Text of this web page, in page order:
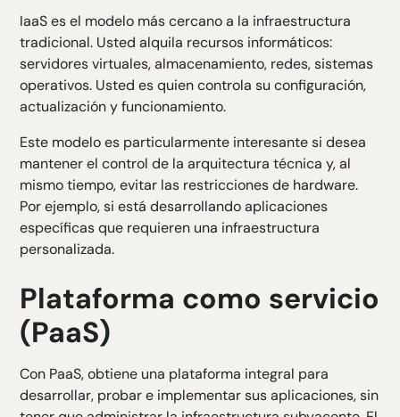
IaaS es el modelo más cercano a la infraestructura
tradicional. Usted alquila recursos informáticos:
servidores virtuales, almacenamiento, redes, sistemas
operativos. Usted es quien controla su configuración,
actualización y funcionamiento.
Este modelo es particularmente interesante si desea
mantener el control de la arquitectura técnica y, al
mismo tiempo, evitar las restricciones de hardware.
Por ejemplo, si está desarrollando aplicaciones
específicas que requieren una infraestructura
personalizada.
Plataforma como servicio
(PaaS)
Con PaaS, obtiene una plataforma integral para
desarrollar, probar e implementar sus aplicaciones, sin